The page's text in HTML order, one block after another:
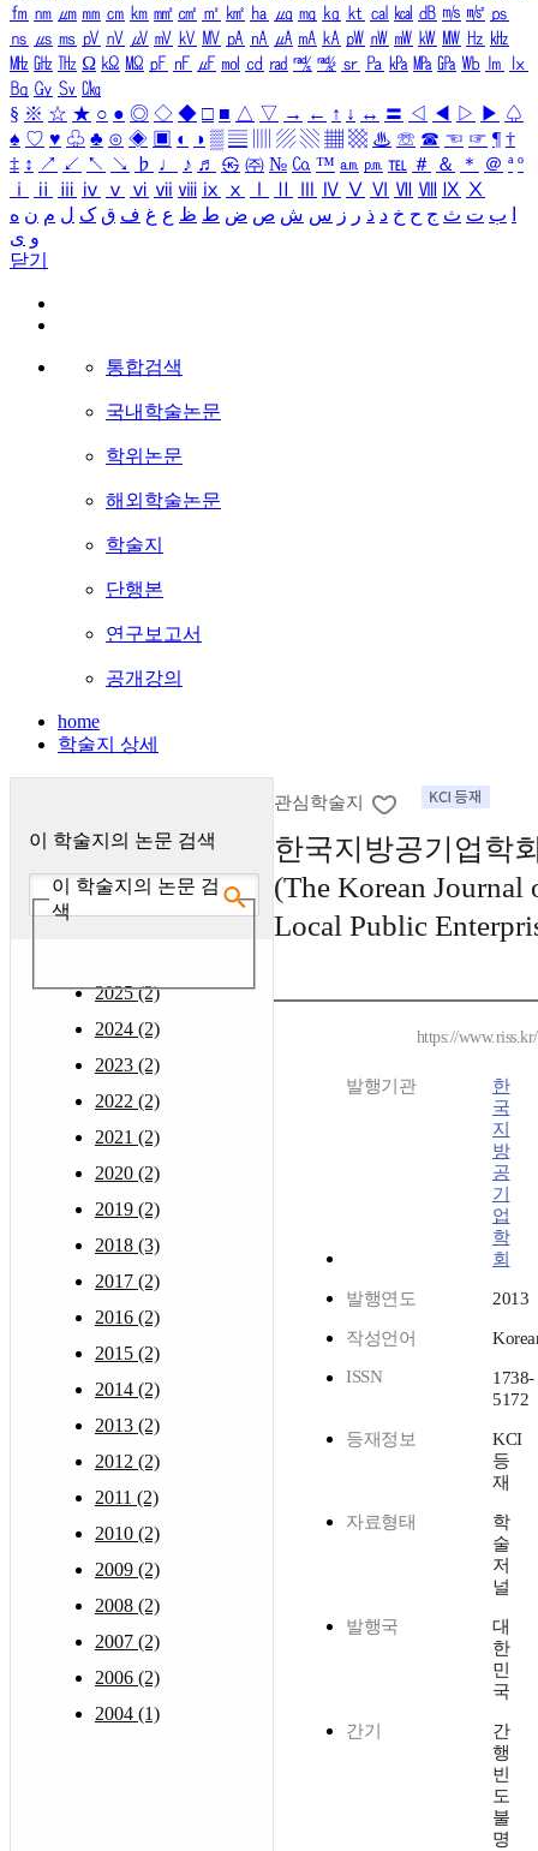
㎙ ㎚ ㎛ ㎜ ㎝ ㎞ ㎟ ㎠ ㎡ ㎢ ㏊ ㎍ ㎎ ㎏ ㏏ ㎈ ㎉ ㏈ ㎧ ㎨ ㎰
㎱ ㎲ ㎳ ㎴ ㎵ ㎶ ㎷ ㎸ ㎹ ㎀ ㎁ ㎂ ㎃ ㎄ ㎺ ㎻ ㎽ ㎾ ㎿ ㎐ ㎑
㎒ ㎓ ㎔ Ω ㏀ ㏁ ㎊ ㎋ ㎌ ㏖ ㏅ ㎭ ㎮ ㎯ ㏛ ㎩ ㎪ ㎫ ㎬ ㏝ ㏐
㏓
㏃ ㏉ ㏜ ㏆
§ ※ ☆ ★ ○ ● ◎ ◇ ◆ □ ■ △ ▽ → ← ↑ ↓ ↔ 〓 ◁ ◀ ▷ ▶ ♤
♠ ♡ ♥ ♧ ♣ ⊙ ◈ ▣ ◐ ◑ ▒ ▤ ▨ ▧ ▦ ▩ ♨ ☏ ☎ ☜ ☞ ¶ †
‡ ↕ ↗ ↙ ↖ ↘ ♭ ♩ ♪ ♬ ㉿ ㈜ № ㏇ ™ ㏂ ㏘ ℡ ＃ ＆ ＊ ＠ ª º
ⅰ
ⅱ ⅲ ⅳ ⅴ ⅵ ⅶ ⅷ ⅸ ⅹ Ⅳ Ⅴ Ⅵ Ⅶ Ⅷ Ⅸ Ⅹ
ب ت ث ج ح خ د ذ ر ز س ش ص ض ط ظ ع غ ف ق ک ل م ن ه
و ی
닫기
통합검색
국내학술논문
학위논문
해외학술논문
학술지
단행본
연구보고서
공개강의
home
학술지 상세
이 학술지의 논문 검색
이 학술지의 논문 검
색
2025 (2)
2024 (2)
2023 (2)
2022 (2)
2021 (2)
2020 (2)
2019 (2)
2018 (3)
2017 (2)
2016 (2)
2015 (2)
2014 (2)
2013 (2)
2012 (2)
2011 (2)
2010 (2)
2009 (2)
2008 (2)
2007 (2)
2006 (2)
2004 (1)
관심학술지
한국지방공기업학
(The Korean Journal
Local Public
https://
발행기관
한
국
지
방
공
기
업
학
회
발행연도 2013
작성언어
ISSN
1738-
5172
등재정보
KCI
등
재
자료형태
학
술
저
널
발행국
대
한
민
국
간기
간
행
빈
도
불
명